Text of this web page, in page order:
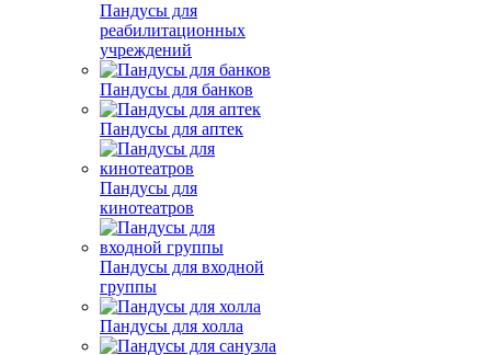
Пандусы для
реабилитационных
учреждений
Пандусы для банков
Пандусы для аптек
Пандусы для
кинотеатров
Пандусы для входной
группы
Пандусы для холла